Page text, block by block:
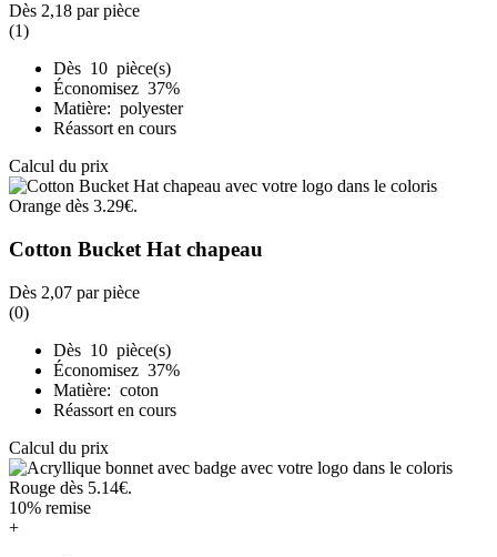
Dès 2,18 par pièce
(1)
Dès 10 pièce(s)
Économisez 37%
Matière: polyester
Réassort en cours
Calcul du prix
Cotton Bucket Hat chapeau
Dès 2,07 par pièce
(0)
Dès 10 pièce(s)
Économisez 37%
Matière: coton
Réassort en cours
Calcul du prix
10% remise
+